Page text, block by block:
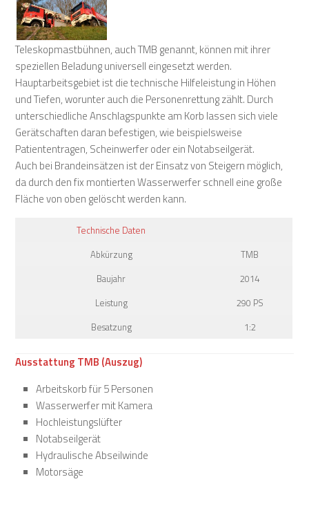
Teleskopmastbühnen, auch TMB genannt, können mit ihrer
speziellen Beladung universell eingesetzt werden.
Hauptarbeitsgebiet ist die technische Hilfeleistung in Höhen
und Tiefen, worunter auch die Personenrettung zählt. Durch
unterschiedliche Anschlagspunkte am Korb lassen sich viele
Gerätschaften daran befestigen, wie beispielsweise
Patiententragen, Scheinwerfer oder ein Notabseilgerät.
Auch bei Brandeinsätzen ist der Einsatz von Steigern möglich,
da durch den fix montierten Wasserwerfer schnell eine große
Fläche von oben gelöscht werden kann.
Technische Daten
Abkürzung
TMB
Baujahr
2014
Leistung
290 PS
Besatzung
1:2
Ausstattung TMB (Auszug)
Arbeitskorb für 5 Personen
Wasserwerfer mit Kamera
Hochleistungslüfter
Notabseilgerät
Hydraulische Abseilwinde
Motorsäge